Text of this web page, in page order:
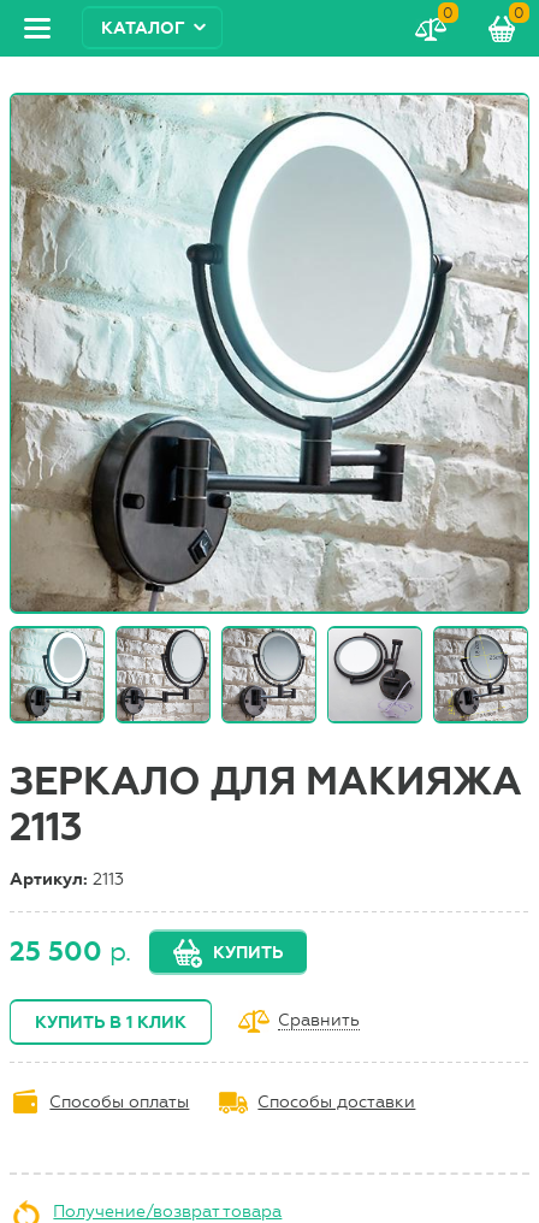
КАТАЛОГ
0 0
ЗЕРКАЛО ДЛЯ МАКИЯЖА
2113
Артикул:2113
25 500 р. КУПИТЬ
КУПИТЬ В 1 КЛИК Сравнить
Способы оплаты Способы доставки
Получение/возврат товара